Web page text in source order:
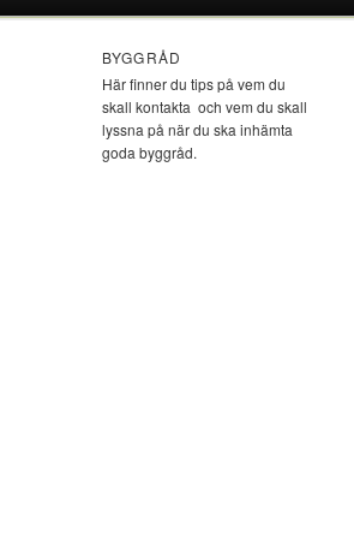
BYGGRÅD
Här finner du tips på vem du
skall kontakta och vem du skall
lyssna på när du ska inhämta
goda byggråd.